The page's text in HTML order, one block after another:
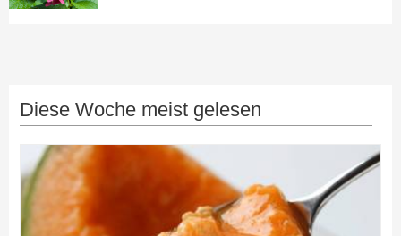
Diese Woche meist gelesen